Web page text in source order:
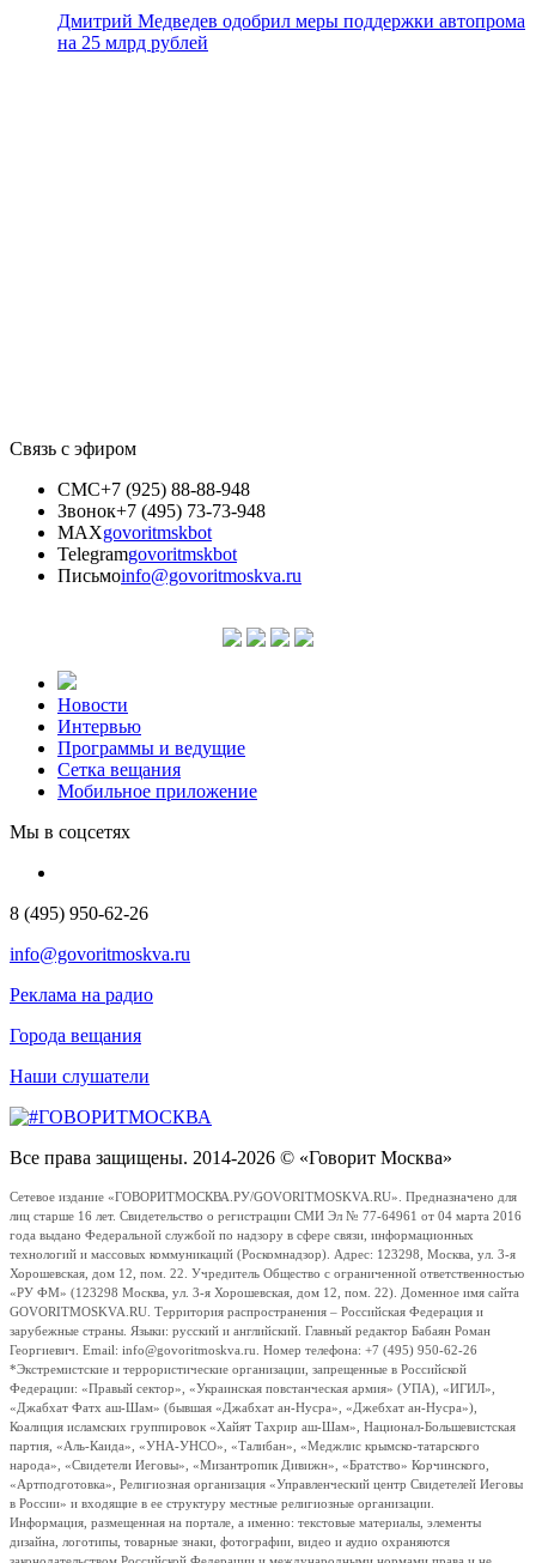
Дмитрий Медведев одобрил меры поддержки автопрома
на 25 млрд рублей
Связь с эфиром
СМС+7 (925) 88-88-948
Звонок+7 (495) 73-73-948
MAXgovoritmskbot
Telegramgovoritmskbot
Письмоinfo@govoritmoskva.ru
Новости
Интервью
Программы и ведущие
Сетка вещания
Мобильное приложение
Мы в соцсетях
8 (495) 950-62-26
info@govoritmoskva.ru
Реклама на радио
Города вещания
Наши слушатели
Все права защищены. 2014-2026 © «Говорит Москва»
Сетевое издание «ГОВОРИТМОСКВА.РУ/GOVORITMOSKVA.RU». Предназначено для
лиц старше 16 лет. Свидетельство о регистрации СМИ Эл № 77-64961 от 04 марта 2016
года выдано Федеральной службой по надзору в сфере связи, информационных
технологий и массовых коммуникаций (Роскомнадзор). Адрес: 123298, Москва, ул. 3-я
Хорошевская, дом 12, пом. 22. Учредитель Общество с ограниченной ответственностью
«РУ ФМ» (123298 Москва, ул. 3-я Хорошевская, дом 12, пом. 22). Доменное имя сайта
GOVORITMOSKVA.RU. Территория распространения – Российская Федерация и
зарубежные страны. Языки: русский и английский. Главный редактор Бабаян Роман
Георгиевич. Email: info@govoritmoskva.ru. Номер телефона: +7 (495) 950-62-26
*Экстремистские и террористические организации, запрещенные в Российской
Федерации: «Правый сектор», «Украинская повстанческая армия» (УПА), «ИГИЛ»,
«Джабхат Фатх аш-Шам» (бывшая «Джабхат ан-Нусра», «Джебхат ан-Нусра»),
Коалиция исламских группировок «Хайят Тахрир аш-Шам», Национал-Большевистская
партия, «Аль-Каида», «УНА-УНСО», «Талибан», «Меджлис крымско-татарского
народа», «Свидетели Иеговы», «Мизантропик Дивижн», «Братство» Корчинского,
«Артподготовка», Религиозная организация «Управленческий центр Свидетелей Иеговы
в России» и входящие в ее структуру местные религиозные организации.
Информация, размещенная на портале, а именно: текстовые материалы, элементы
дизайна, логотипы, товарные знаки, фотографии, видео и аудио охраняются